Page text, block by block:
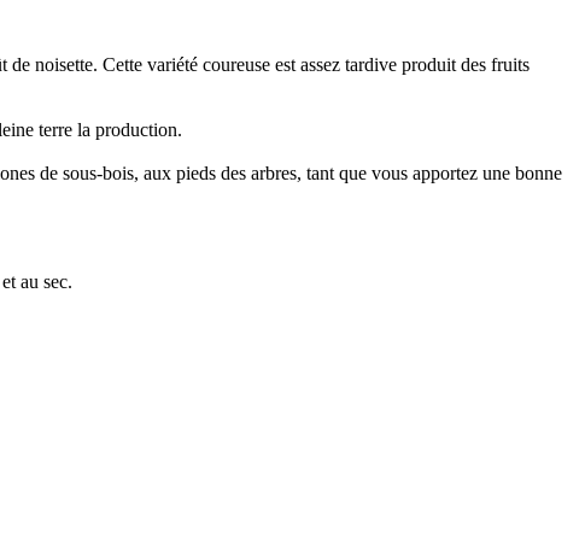
noisette. Cette variété coureuse est assez tardive produit des fruits
terre la production.
de sous-bois, aux pieds des arbres, tant que vous apportez une bonne
au sec.